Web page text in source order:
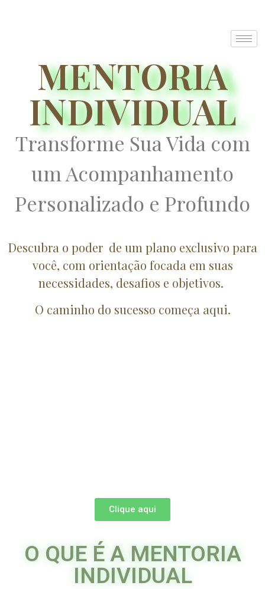
MENTORIA
INDIVIDUAL
Transforme Sua Vida com
um Acompanhamento
Personalizado e Profundo
Descubra o poder de um plano exclusivo para
você, com orientação focada em suas
necessidades, desafios e objetivos.
O caminho do sucesso começa aqui.
Clique aqui
O QUE É A MENTORIA
INDIVIDUAL